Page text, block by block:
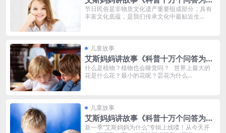
么：节日民俗真好玩》MP3打包下载 1
02集
节日民俗是非物质文化遗产重要组成部分，具有
丰富文化底蕴，是我们传承文化中最贴近生...
儿童故事
艾斯妈妈讲故事《科普十万个问答为什
么：植物真神奇》MP3打包下载 125集
什么是植物？植物也会睡觉吗？ 世界上最大的
花是什么花？最小的花呢？昙花为什么...
儿童故事
艾斯妈妈讲故事《科普十万个问答为什
么：网络世界真特别》MP3打包下载 6
新一季“艾斯妈妈为什么”专辑上线喽！从今天开